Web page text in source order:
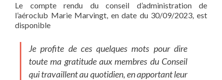
Le compte rendu du conseil d’administration de
l’aéroclub Marie Marvingt, en date du 30/09/2023, est
disponible
Je profite de ces quelques mots pour dire
toute ma gratitude aux membres du Conseil
qui travaillent au quotidien, en apportant leur